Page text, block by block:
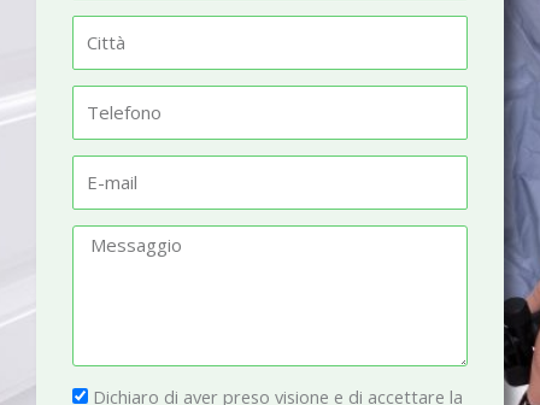
m
t
à
l
fm
a
g
P Dichiaro di aver preso visione e di accettare la